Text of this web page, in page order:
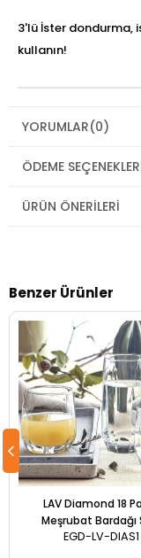
3'lü İster dondurma,
kullanın!
YORUMLAR(0)
ÖDEME
ÜRÜN ÖNERILERI
Benzer Ürünler
LAV Diamond 18
Meşrubat Bardağı
EGD-LV-DIAS1